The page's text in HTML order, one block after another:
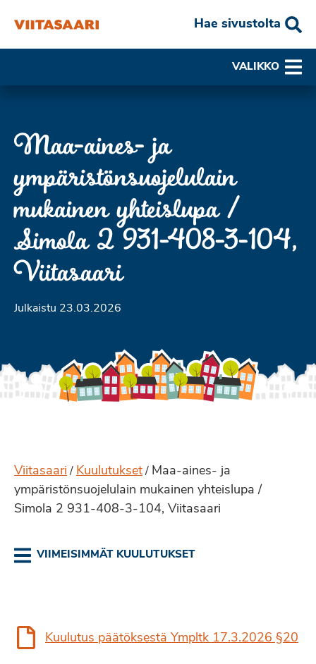
Hae sivustolta
VALIKKO
Maa-aines- ja
ympäristönsuojelulain
mukainen yhteislupa /
Simola 2 931-408-3-104,
Viitasaari
Julkaistu 23.03.2026
Viitasaari / Kuulutukset / Maa-aines- ja
ympäristönsuojelulain mukainen yhteislupa /
Simola 2 931-408-3-104, Viitasaari
VIIMEISIMMÄT KUULUTUKSET
Kuulutus päätöksestä Ympltk 17.3.2026 §20